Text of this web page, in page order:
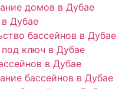
домов в Дубае
Дубае
бассейнов в Дубае
ключ в Дубае
в Дубае
бассейнов в Дубае